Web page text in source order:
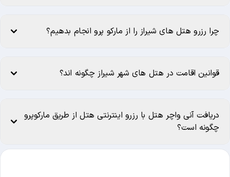
چرا رزرو هتل های شیراز را از مارکو پرو انجام بدهیم؟
قوانین اقامت در هتل های شهر شیراز چگونه اند؟
دریافت آنی واچر هتل با رزرو اینترنتی هتل از طریق مارکوپرو
چگونه است؟